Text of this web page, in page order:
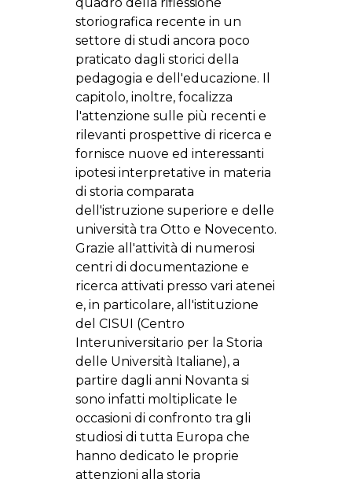
storiografica recente in un
settore di studi ancora poco
praticato dagli storici della
pedagogia e dell'educazione. Il
capitolo, inoltre, focalizza
l'attenzione sulle più recenti e
rilevanti prospettive di ricerca e
fornisce nuove ed interessanti
ipotesi interpretative in materia
di storia comparata
dell'istruzione superiore e delle
università tra Otto e Novecento.
Grazie all'attività di numerosi
centri di documentazione e
ricerca attivati presso vari atenei
e, in particolare, all'istituzione
del CISUI (Centro
Interuniversitario per la Storia
delle Università Italiane), a
partire dagli anni Novanta si
sono infatti moltiplicate le
occasioni di confronto tra gli
studiosi di tutta Europa che
hanno dedicato le proprie
attenzioni alla storia